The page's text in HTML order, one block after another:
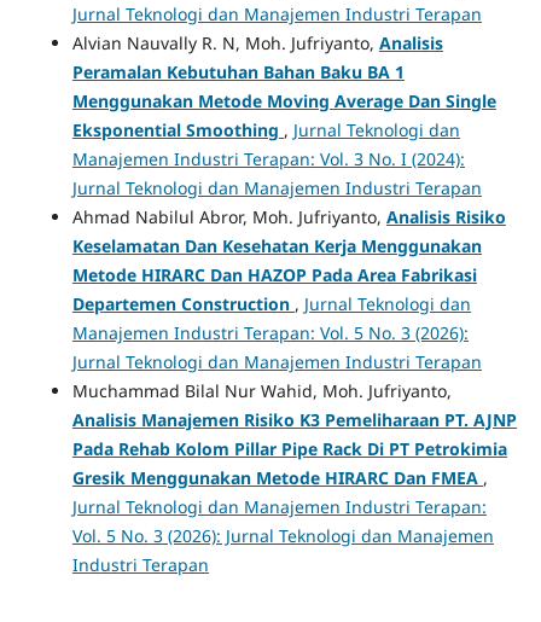
Jurnal Teknologi dan Manajemen Industri Terapan
Alvian Nauvally R. N, Moh. Jufriyanto, Analisis
Peramalan Kebutuhan Bahan Baku BA 1
Menggunakan Metode Moving Average Dan Single
Eksponential Smoothing , Jurnal Teknologi dan
Manajemen Industri Terapan: Vol. 3 No. I (2024):
Jurnal Teknologi dan Manajemen Industri Terapan
Ahmad Nabilul Abror, Moh. Jufriyanto, Analisis Risiko
Keselamatan Dan Kesehatan Kerja Menggunakan
Metode HIRARC Dan HAZOP Pada Area Fabrikasi
Departemen Construction , Jurnal Teknologi dan
Manajemen Industri Terapan: Vol. 5 No. 3 (2026):
Jurnal Teknologi dan Manajemen Industri Terapan
Muchammad Bilal Nur Wahid, Moh. Jufriyanto,
Analisis Manajemen Risiko K3 Pemeliharaan PT. AJNP
Pada Rehab Kolom Pillar Pipe Rack Di PT Petrokimia
Gresik Menggunakan Metode HIRARC Dan FMEA ,
Jurnal Teknologi dan Manajemen Industri Terapan:
Vol. 5 No. 3 (2026): Jurnal Teknologi dan Manajemen
Industri Terapan